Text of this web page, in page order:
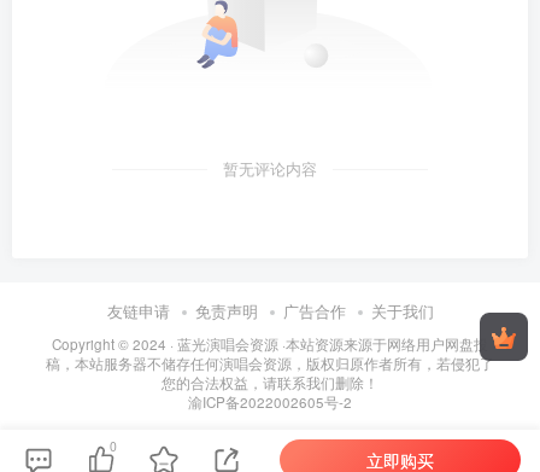
暂无评论内容
友链申请 免责声明 广告合作 关于我们
Copyright © 2024 · 蓝光演唱会资源 ·本站资源来源于网络用户网盘投
稿，本站服务器不储存任何演唱会资源，版权归原作者所有，若侵犯了
您的合法权益，请联系我们删除！
渝ICP备2022002605号-2
0
立即购买